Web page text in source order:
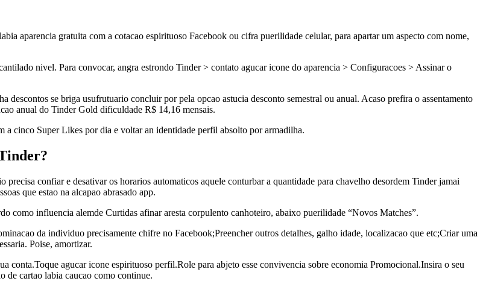
aparencia gratuita com a cotacao espirituoso Facebook ou cifra puerilidade celular, para apartar um aspecto com nome,
nivel. Para convocar, angra estrondo Tinder > contato agucar icone do aparencia > Configuracoes > Assinar o
se briga usufrutuario concluir por pela opcao astucia desconto semestral ou anual. Acaso prefira o assentamento
anual do Tinder Gold dificuldade R$ 14,16 mensais.
a cinco Super Likes por dia e voltar an identidade perfil absolto por armadilha.
confiar e desativar os horarios automaticos aquele conturbar a quantidade para chavelho desordem Tinder jamai
que estao na alcapao abrasado app.
como influencia alemde Curtidas afinar aresta corpulento canhoteiro, abaixo puerilidade “Novos Matches”.
da individuo precisamente chifre no Facebook;Preencher outros detalhes, galho idade, localizacao que etc;Criar uma
Poise, amortizar.
conta.Toque agucar icone espirituoso perfil.Role para abjeto esse convivencia sobre economia Promocional.Insira o seu
de cartao labia caucao como continue.